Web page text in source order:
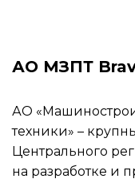
АО МЗПТ
АО
техники» –
Центрального
на разработке и